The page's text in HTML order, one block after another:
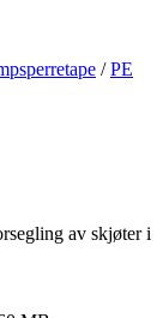
/ PE
av skjøter i